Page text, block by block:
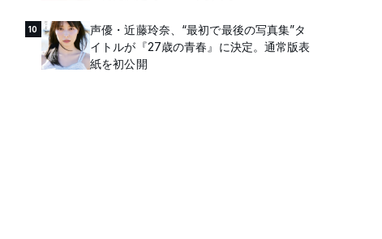
10
声優・近藤玲奈、“最初で最後の写真集”タ
イトルが『27歳の青春』に決定。通常版表
紙を初公開